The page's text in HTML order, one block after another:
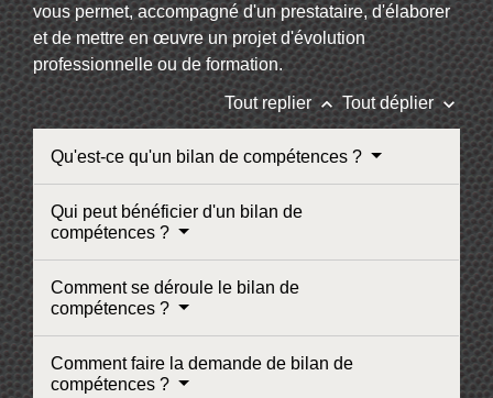
vous permet, accompagné d'un prestataire, d'élaborer
et de mettre en œuvre un projet d'évolution
professionnelle ou de formation.
Tout replierkeyboard_arrow_up Tout déplierkeyboard_arrow_down
Qu'est-ce qu'un bilan de compétences ?
Qui peut bénéficier d'un bilan de
compétences ?
Comment se déroule le bilan de
compétences ?
Comment faire la demande de bilan de
compétences ?